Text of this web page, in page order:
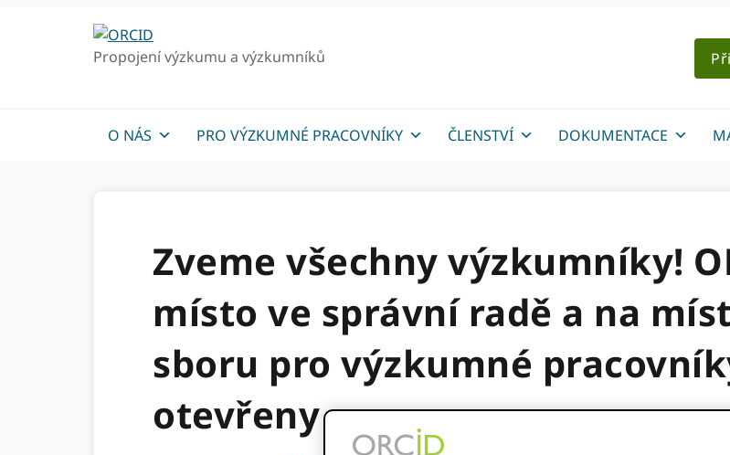
Propojení výzkumu a výzkumníků
O NÁS PRO VÝZKUMNÉ PRACOVNÍKY ČLENSTVÍ DOKUMENTACE
Zveme všechny výzkumníky!
místo ve správní radě a na
sboru pro výzkumné
otevřeny